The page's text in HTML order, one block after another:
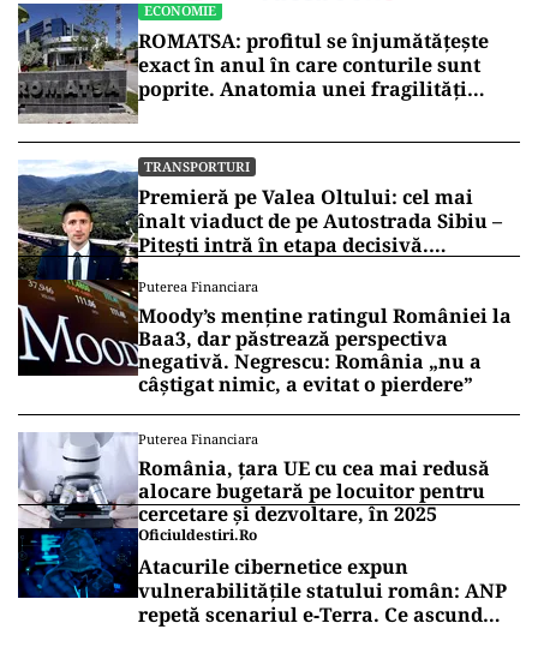
ECONOMIE
ROMATSA: profitul se înjumătățește
exact în anul în care conturile sunt
poprite. Anatomia unei fragilități
TRANSPORTURI
Premieră pe Valea Oltului: cel mai
înalt viaduct de pe Autostrada Sibiu –
Pitești intră în etapa decisivă.
anunță unde s-a ajuns cu lucrările
(VIDEO)
Puterea Financiara
Moody’s menține ratingul României la
Baa3, dar păstrează perspectiva
negativă. Negrescu: România „nu a
câștigat nimic, a evitat o pierdere”
Puterea Financiara
România, țara UE cu cea mai redusă
alocare bugetară pe locuitor pentru
cercetare și dezvoltare, în 2025
Oficiuldestiri.ro
Atacurile cibernetice expun
vulnerabilitățile statului român: ANP
repetă scenariul e‑Terra. Ce ascund